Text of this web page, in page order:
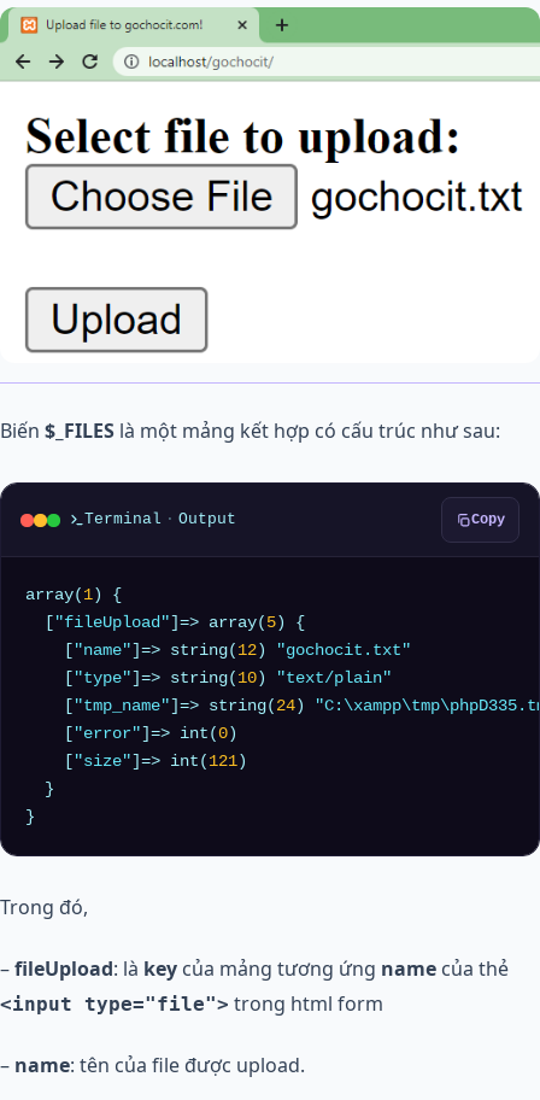
Biến $_FILES là một mảng kết hợp có cấu trúc như sau:
Terminal · Output Copy
array( 1 ) {
"fileUpload" ]=> array( 5 ) {
"name" ]=> string( 12 )
"gochocit.txt"
"type" ]=> string( 10 )
"text/plain"
"tmp_name" ]=> string( 24 )
"error" ]=> int( 0 )
"size" ]=> int( 121 )
  }
Trong đó,
–fileUpload: là key của mảng tương ứng name của thẻ
<input type="file"> trong html form
– name: tên của file được upload.